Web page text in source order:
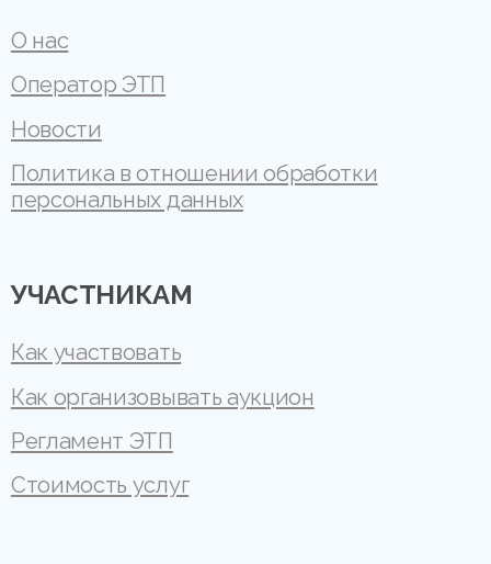
О нас
Оператор ЭТП
Новости
Политика в отношении обработки
персональных данных
УЧАСТНИКАМ
Как участвовать
Как организовывать аукцион
Регламент ЭТП
Стоимость услуг